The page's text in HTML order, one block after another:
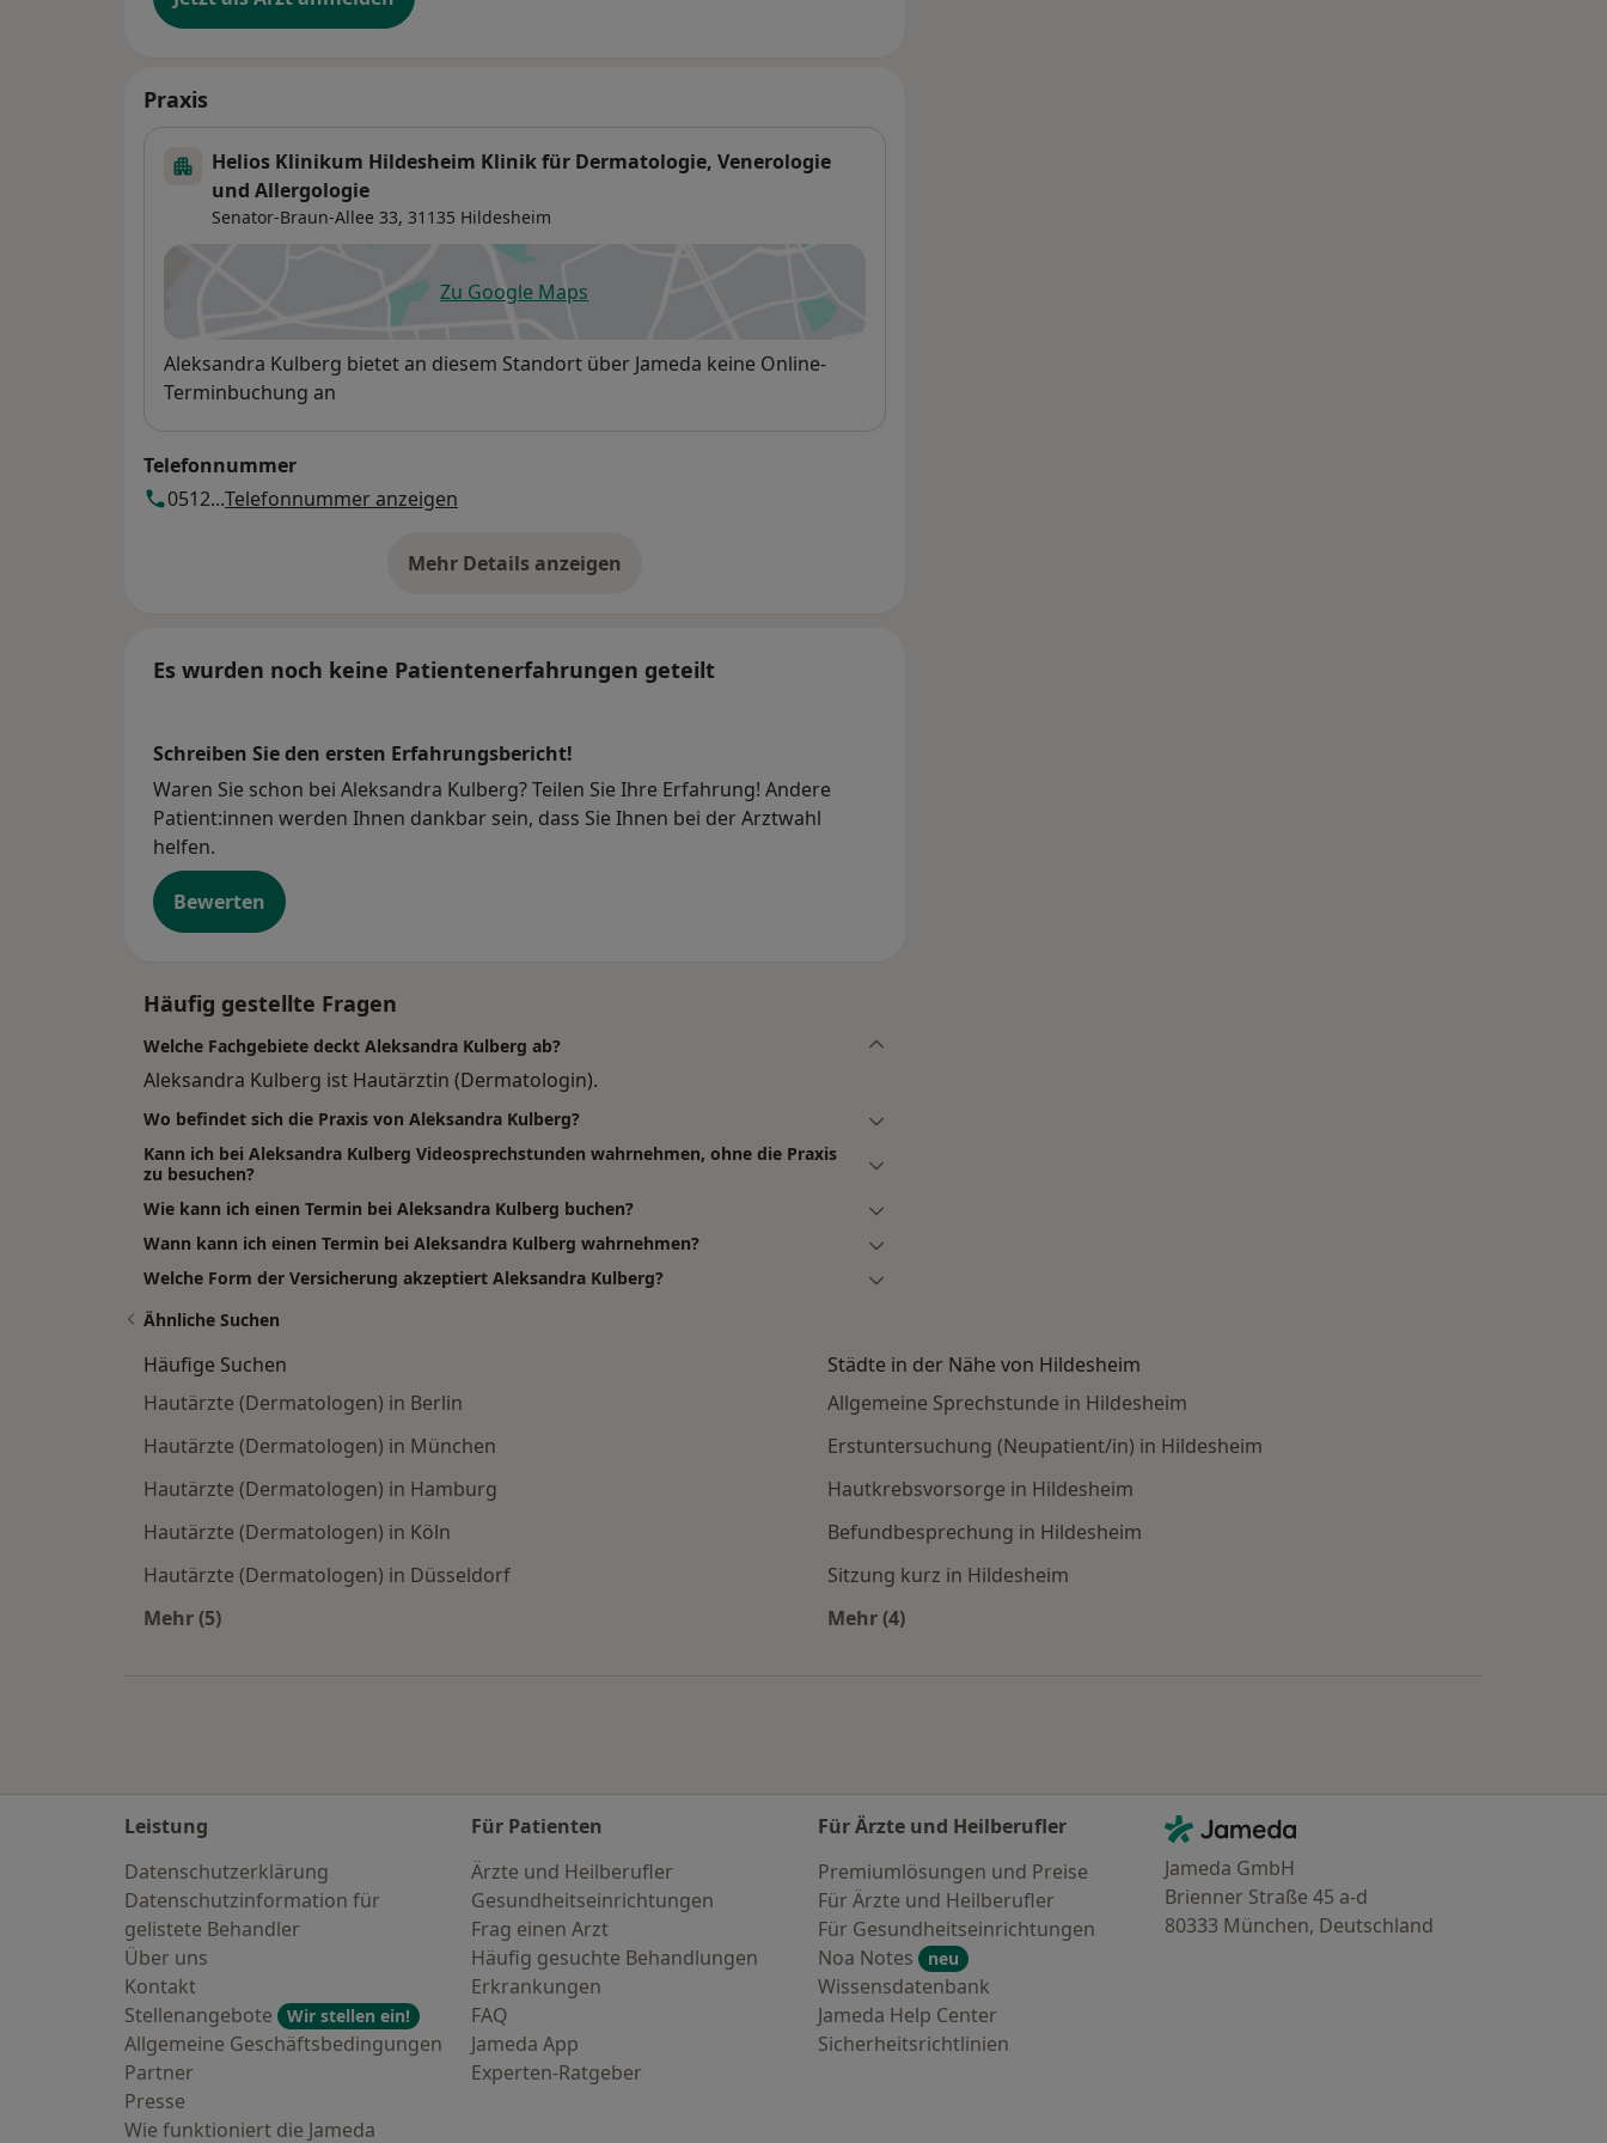
Praxis
Helios Klinikum Hildesheim Klinik für Dermatologie, Venerologie
und Allergologie
Senator-Braun-Allee 33, 31135 Hildesheim
Zu Google Mapsöffnet in einer neuen Registerkarte
Verfügbarkeit
Aleksandra Kulberg bietet an diesem Standort über Jameda keine Online-
Terminbuchung an
Telefonnummer
0512...Telefonnummer anzeigen
Mehr Details anzeigen
über die Adresse
Es wurden noch keine Patientenerfahrungen geteilt
Schreiben Sie den ersten Erfahrungsbericht!
Waren Sie schon bei Aleksandra Kulberg? Teilen Sie Ihre Erfahrung! Andere
Patient:innen werden Ihnen dankbar sein, dass Sie Ihnen bei der Arztwahl
helfen.
Bewerten
Häufig gestellte Fragen
Welche Fachgebiete deckt Aleksandra Kulberg ab?
Aleksandra Kulberg ist Hautärztin (Dermatologin).
Wo befindet sich die Praxis von Aleksandra Kulberg?
Kann ich bei Aleksandra Kulberg Videosprechstunden wahrnehmen, ohne die Praxis
zu besuchen?
Wie kann ich einen Termin bei Aleksandra Kulberg buchen?
Wann kann ich einen Termin bei Aleksandra Kulberg wahrnehmen?
Welche Form der Versicherung akzeptiert Aleksandra Kulberg?
Ähnliche Suchen
Häufige Suchen
Hautärzte (Dermatologen) in Berlin
Hautärzte (Dermatologen) in München
Hautärzte (Dermatologen) in Hamburg
Hautärzte (Dermatologen) in Köln
Hautärzte (Dermatologen) in Düsseldorf
Mehr (5)
Städte in der Nähe von Hildesheim
Allgemeine Sprechstunde in Hildesheim
Erstuntersuchung (Neupatient/in) in Hildesheim
Hautkrebsvorsorge in Hildesheim
Befundbesprechung in Hildesheim
Sitzung kurz in Hildesheim
Mehr (4)
Leistung
Datenschutzerklärung
Datenschutzinformation für
gelistete Behandler
Über uns
Kontakt
Stellenangebote
Wir stellen ein!
Allgemeine Geschäftsbedingungen
Partner
Presse
Wie funktioniert die Jameda
Für Patienten
Ärzte und Heilberufler
Gesundheitseinrichtungen
Frag einen Arzt
Häufig gesuchte Behandlungen
Erkrankungen
FAQ
Jameda App
Experten-Ratgeber
Für Ärzte und Heilberufler
Premiumlösungen und Preise
Für Ärzte und Heilberufler
Für Gesundheitseinrichtungen
Noa Notes
neu
Wissensdatenbank
Jameda Help Center
Sicherheitsrichtlinien
Kontakt
Jameda - Startseite
Jameda GmbH
Brienner Straße 45 a-d
80333 München, Deutschland